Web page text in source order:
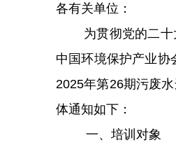
各有关单位：
为贯彻党的二
中国环境保护产业协
2025年第26期污废
体通知如下：
一、培训对象